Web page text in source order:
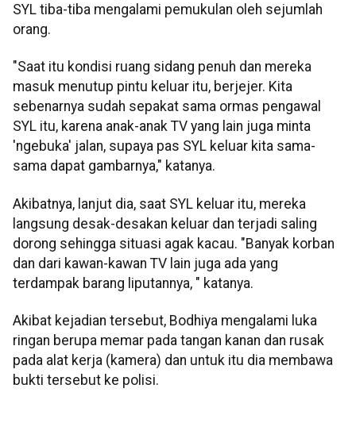
SYL tiba-tiba mengalami pemukulan oleh sejumlah
orang.
"Saat itu kondisi ruang sidang penuh dan mereka
masuk menutup pintu keluar itu, berjejer. Kita
sebenarnya sudah sepakat sama ormas pengawal
SYL itu, karena anak-anak TV yang lain juga minta
'ngebuka' jalan, supaya pas SYL keluar kita sama-
sama dapat gambarnya," katanya.
Akibatnya, lanjut dia, saat SYL keluar itu, mereka
langsung desak-desakan keluar dan terjadi saling
dorong sehingga situasi agak kacau. "Banyak korban
dan dari kawan-kawan TV lain juga ada yang
terdampak barang liputannya, " katanya.
Akibat kejadian tersebut, Bodhiya mengalami luka
ringan berupa memar pada tangan kanan dan rusak
pada alat kerja (kamera) dan untuk itu dia membawa
bukti tersebut ke polisi.